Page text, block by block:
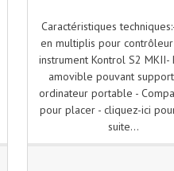
Caractéristiques
en multiplis pour
instrument Kontrol S2 MKII-
amovible pouvant
ordinateur portable -
pour placer - cliquez-ici
suite...